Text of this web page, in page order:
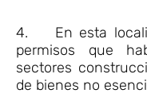
4. En esta
permisos que
sectores
de bienes no